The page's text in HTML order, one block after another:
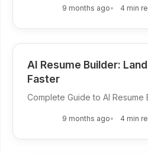
9 months ago 4 min
AI Resume Builder:
Faster
Complete Guide to AI Resume
9 months ago 4 min